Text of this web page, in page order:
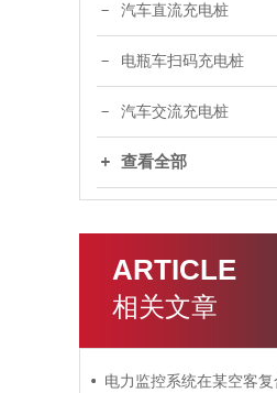
汽车直流充电桩
电瓶车扫码充电桩
汽车交流充电桩
查看全部
ARTICLE
相关文章